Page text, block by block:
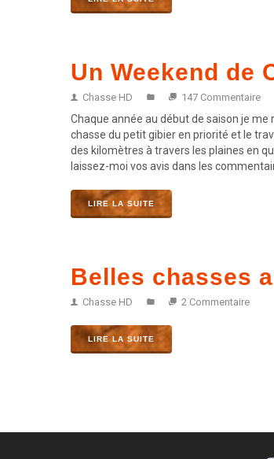
Un Weekend de
Chasse HD 147 Commentaire
Chaque année au début de saison je
chasse du petit gibier en priorité et le
des kilomètres à travers les plaines en
laissez-moi vos avis dans les
LIRE LA SUITE
Belles chasses
Chasse HD 2 Commentaire
LIRE LA SUITE